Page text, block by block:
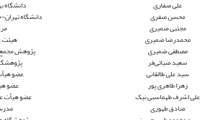
علی صفاری
محسن صفری
دانشگاه تهران-
مجتبی ضمیری
محمدرضا ضمیری
هیئت
مصطفی ضمیری
پژوهش مجمع
سعید ضیائی‌فر
سید علی طالقانی
عضو
زهرا طاهری پور
عضو
علی اشرف طهماسبی نیک
عضو هیأت
صادق طهوری